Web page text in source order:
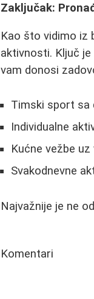
Zaključak:
Kao što vidimo iz
aktivnosti. Ključ
vam donosi
Timski sport sa
Individualne
Kućne vežbe
Svakodnevne
Najvažnije je ne
Komentari